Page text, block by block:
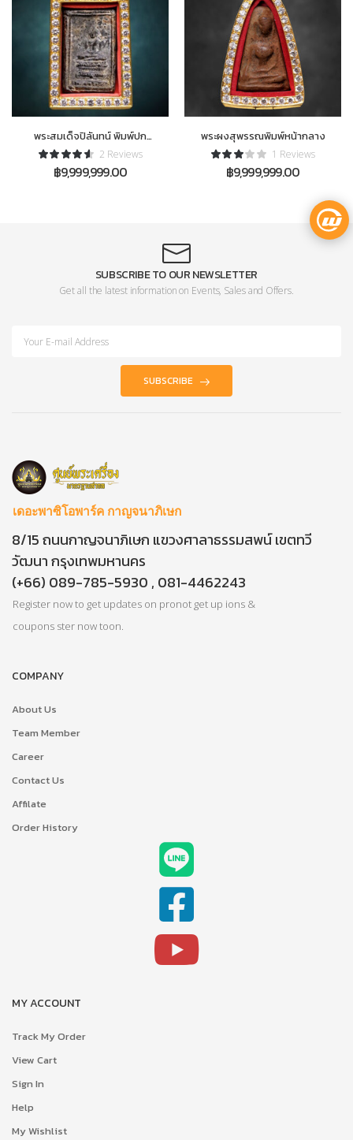
พระสมเด็จปิลันทน์ พิมพ์ปก
โพธิ์พิมพ์ลึก2 Reviews
฿9,999,999.00
พระผงสุพรรณพิมพ์หน้ากลาง
1 Reviews
฿9,999,999.00
SUBSCRIBE TO OUR NEWSLETTER
Get all the latest information on Events, Sales and Offers.
SUBSCRIBE
เดอะพาซิโอพาร์ค กาญจนาภิเษก
8/15 ถนนกาญจนาภิเษก แขวงศาลาธรรมสพน์ เขตทวี
วัฒนา กรุงเทพมหานคร
(+66) 089-785-5930 , 081-4462243
Register now to get updates on pronot get up ions &
coupons ster now toon.
COMPANY
About Us
Team Member
Career
Contact Us
Affilate
Order History
MY ACCOUNT
Track My Order
View Cart
Sign In
Help
My Wishlist